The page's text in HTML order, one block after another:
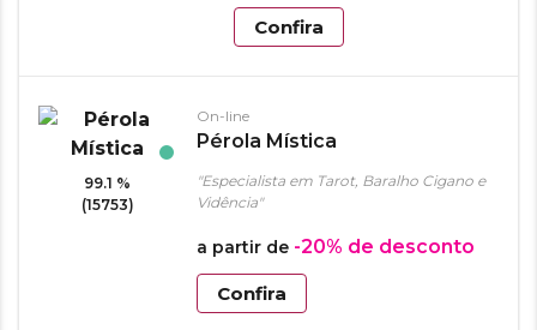
Confira
99.1 %
(15753)
On-line
Pérola Mística
"Especialista em Tarot, Baralho Cigano e
Vidência"
a partir de -20% de desconto
Confira